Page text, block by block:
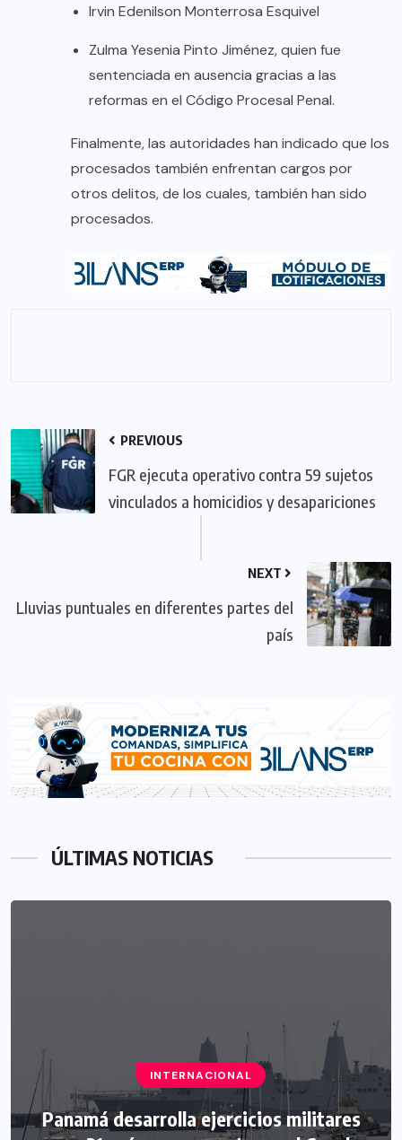
Irvin Edenilson Monterrosa Esquivel
Zulma Yesenia Pinto Jiménez, quien fue
sentenciada en ausencia gracias a las
reformas en el Código Procesal Penal.
Finalmente, las autoridades han indicado que los
procesados también enfrentan cargos por
otros delitos, de los cuales, también han sido
procesados.
PREVIOUS
FGR ejecuta operativo contra 59 sujetos
vinculados a homicidios y desapariciones
NEXT
Lluvias puntuales en diferentes partes del
país
ÚLTIMAS NOTICIAS
INTERNACIONAL
Panamá desarrolla ejercicios militares